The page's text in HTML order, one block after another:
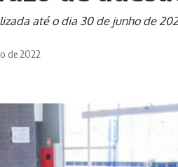
até o dia 30 de junho de
de 2022